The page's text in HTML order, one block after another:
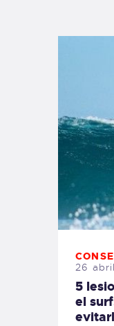
26
5
el